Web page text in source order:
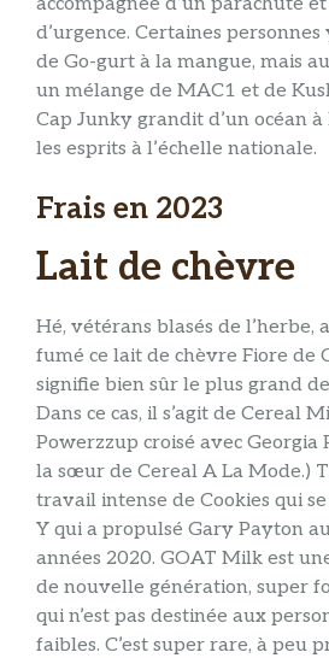
d’urgence. Certaines
de Go-gurt à la mangue, mais
un mélange de MAC1 et de
Cap Junky grandit d’un océan
les esprits à l’échelle nationale.
Frais en 2023
Lait de chèvre
Hé, vétérans blasés de l’herbe,
fumé ce lait de chèvre Fiore de
signifie bien sûr le plus grand
Dans ce cas, il s’agit de Cereal
Powerzzup croisé avec Georgia
la sœur de Cereal A La Mode.)
travail intense de Cookies qui
Y qui a propulsé Gary Payton
années 2020. GOAT Milk est
de nouvelle génération, super
qui n’est pas destinée aux
faibles. C’est super rare, à peu